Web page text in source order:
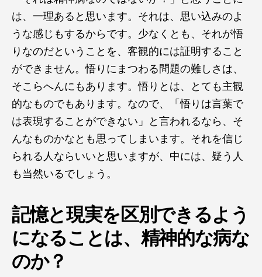
は、一理あると思います。それは、思い込みのよ
うな感じもするからです。少なくとも、それが悟
りなのだということを、客観的には証明すること
ができません。悟りにまつわる問題の難しさは、
そこらへんにもあります。悟りとは、とても主観
的なものでもあります。なので、「悟りは言葉で
は表現することができない」と言われるなら、そ
んなものかなとも思ってしまいます。それを信じ
られる人ならいいと思いますが、中には、疑う人
も当然いるでしょう。
記憶と現実を区別できるよう
になることは、精神的な病な
のか？